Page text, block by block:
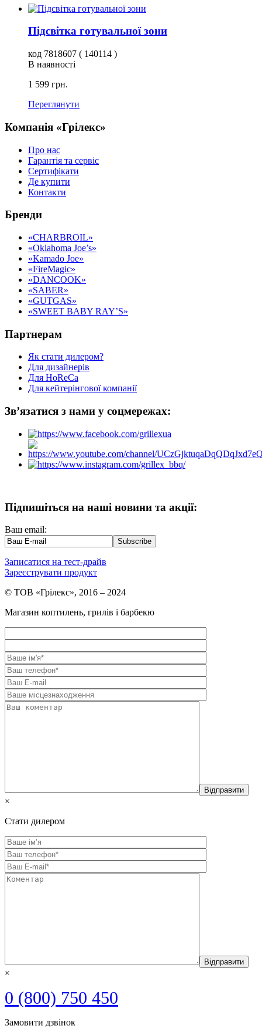
Підсвітка готувальної зони
код 7818607 ( 140114 )
В наявності
1 599 грн.
Переглянути
Компанія «Грілекс»
Про нас
Гарантія та сервіс
Сертифікати
Де купити
Контакти
Бренди
«CHARBROIL»
«Oklahoma Joe’s»
«Kamado Joe»
«FireMagic»
«DANCOOK»
«SABER»
«GUTGAS»
«SWEET BABY RAY’S»
Партнерам
Як стати дилером?
Для дизайнерів
Для HoReCa
Для кейтерінгової компанії
Зв’язатися з нами у соцмережах:
Підпишіться на наші новини та акції:
Ваш email:
Записатися на тест-драйв
Зареєструвати продукт
© ТОВ «Грілекс», 2016 – 2024
Магазин коптилень, грилів і барбекю
×
Стати дилером
×
0 (800) 750 450
Замовити дзвінок